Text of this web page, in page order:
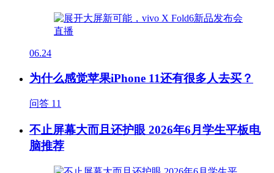
06.24
为什么感觉苹果iPhone 11还有很多人去买？
问答 11
不止屏幕大而且还护眼 2026年6月学生平板电
脑推荐